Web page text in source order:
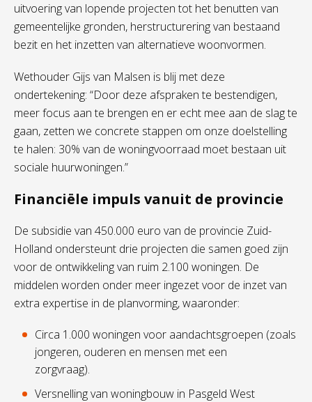
uitvoering van lopende projecten tot het benutten van
gemeentelijke gronden, herstructurering van bestaand
bezit en het inzetten van alternatieve woonvormen.
Wethouder Gijs van Malsen is blij met deze
ondertekening: “Door deze afspraken te bestendigen,
meer focus aan te brengen en er echt mee aan de slag te
gaan, zetten we concrete stappen om onze doelstelling
te halen: 30% van de woningvoorraad moet bestaan uit
sociale huurwoningen.”
Financiële impuls vanuit de provincie
De subsidie van 450.000 euro van de provincie Zuid-
Holland ondersteunt drie projecten die samen goed zijn
voor de ontwikkeling van ruim 2.100 woningen. De
middelen worden onder meer ingezet voor de inzet van
extra expertise in de planvorming, waaronder:
Circa 1.000 woningen voor aandachtsgroepen (zoals
jongeren, ouderen en mensen met een
zorgvraag).
Versnelling van woningbouw in Pasgeld West